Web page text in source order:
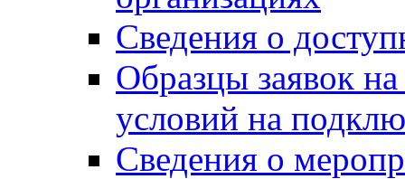
Сведения о
Образцы заявок
условий на
Сведения о